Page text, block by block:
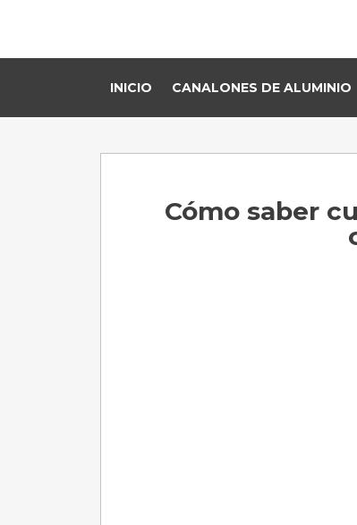
INICIO CANALONES DE ALUMINIO
Cómo saber